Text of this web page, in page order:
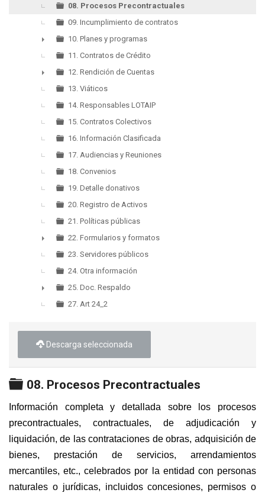
08. Procesos Precontractuales
09. Incumplimiento de contratos
►
10. Planes y programas
11. Contratos de Crédito
►
12. Rendición de Cuentas
13. Viáticos
14. Responsables LOTAIP
15. Contratos Colectivos
16. Información Clasificada
17. Audiencias y Reuniones
18. Convenios
19. Detalle donativos
20. Registro de Activos
21. Políticas públicas
►
22. Formularios y formatos
23. Servidores públicos
24. Otra información
►
25. Doc. Respaldo
27. Art 24_2
Descarga seleccionada
Carpeta
08. Procesos Precontractuales
Información completa y detallada sobre los procesos
precontractuales, contractuales, de adjudicación y
liquidación, de las contrataciones de obras, adquisición de
bienes, prestación de servicios, arrendamientos
mercantiles, etc., celebrados por la entidad con personas
naturales o jurídicas, incluidos concesiones, permisos o